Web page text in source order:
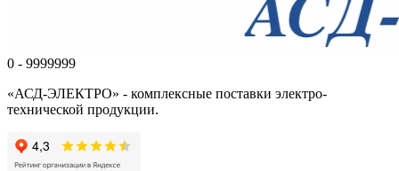
0 - 9999999
«АСД-ЭЛЕКТРО» - комплексные поставки электро-
технической продукции.